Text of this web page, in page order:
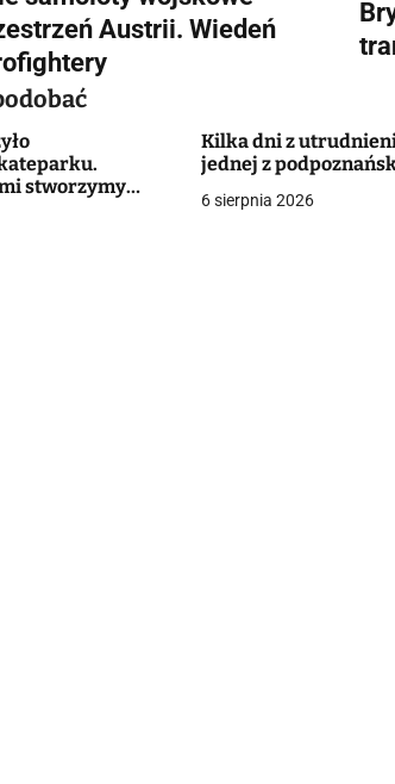
Austrii. Wiedeń
stworzymy
Kilka dni z
jednej z
6 sierpnia 2026